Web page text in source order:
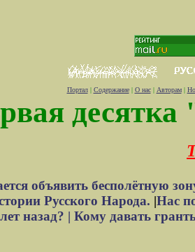
Портал| Содержание| О нас| Авторам|
десятка
объявить бесполётную
Русского Народа. |Нас
лет назад? | Кому давать